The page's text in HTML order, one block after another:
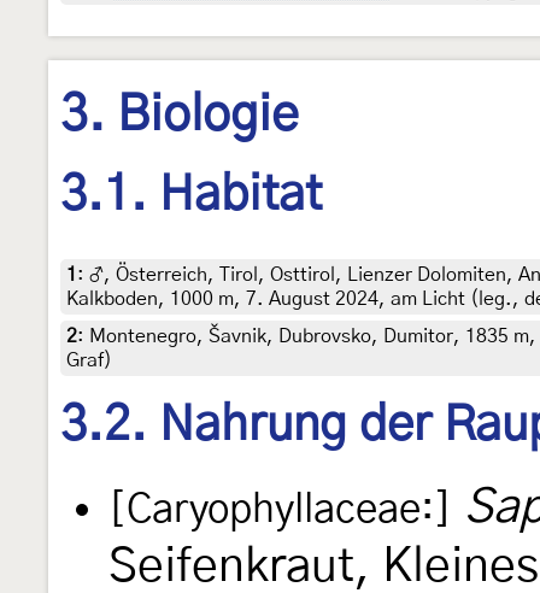
3. Biologie
3.1. Habitat
1 : ♂, Österreich, Tirol, Osttirol, Lienzer Dolomiten,
Kalkboden, 1000 m, 7. August 2024, am Licht (leg.,
2: Montenegro, Šavnik, Dubrovsko, Dumitor, 1835
Graf)
3.2. Nahrung der
[Caryophyllaceae:]
Seifenkraut,